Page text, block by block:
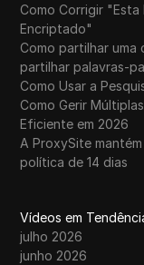
Como Corrigir
Encriptado"
Como partilhar uma
partilhar palavras-
Como Usar a
Como Gerir
Eficiente em 2026
A ProxySite
política de 14 dias
Vídeos em
julho 2026
junho 2026